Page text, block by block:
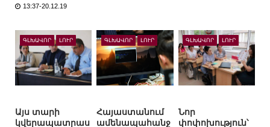
13:37-20.12.19
ԳԼԽԱՎՈՐ ԼՈՒՐ
Այս տարի
կվերապատրաս
ԳԼԽԱՎՈՐ ԼՈՒՐ
Հայաստանում
ամենապահանջ
ԳԼԽԱՎՈՐ ԼՈՒՐ
Նոր
փոփոխություն՝